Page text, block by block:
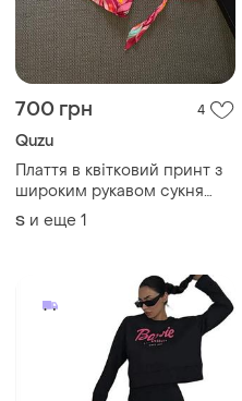
700 грн 4
Quzu
Плаття в квітковий принт з
широким рукавом сукня
платье цветочный широким
рукавом
S и еще 1